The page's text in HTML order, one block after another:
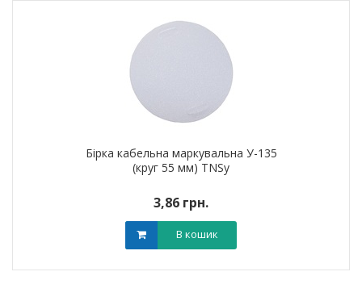
Бірка кабельна маркувальна У-135
(круг 55 мм) TNSy
3,86 грн.
В кошик